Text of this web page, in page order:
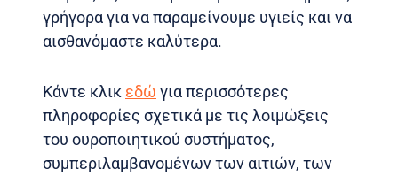
γρήγορα για να παραμείνουμε υγιείς και να
αισθανόμαστε καλύτερα.
Κάντε κλικ εδώ για περισσότερες
πληροφορίες σχετικά με τις λοιμώξεις
του ουροποιητικού συστήματος,
συμπεριλαμβανομένων των αιτιών, των